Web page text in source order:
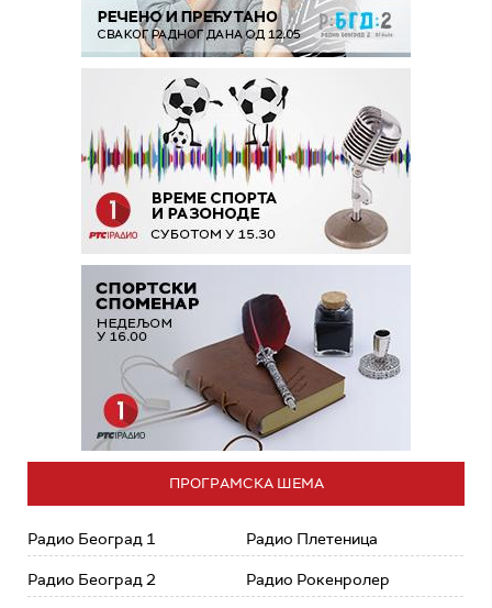
ПРОГРАМСКА ШЕМА
Радио Београд 1
Радио Београд 2
Радио Плетеница
Радио Рокенролер